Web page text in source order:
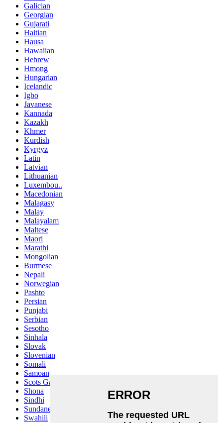
Galician
Georgian
Gujarati
Haitian
Hausa
Hawaiian
Hebrew
Hmong
Hungarian
Icelandic
Igbo
Javanese
Kannada
Kazakh
Khmer
Kurdish
Kyrgyz
Latin
Latvian
Lithuanian
Luxembou..
Macedonian
Malagasy
Malay
Malayalam
Maltese
Maori
Marathi
Mongolian
Burmese
Nepali
Norwegian
Pashto
Persian
Punjabi
Serbian
Sesotho
Sinhala
Slovak
Slovenian
Somali
Samoan
Scots Gaelic
Shona
Sindhi
Sundanese
Swahili